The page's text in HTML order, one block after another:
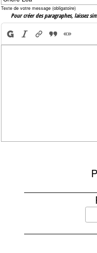
Texte de votre message (obligatoire)
Pour créer des paragraphes, laissez